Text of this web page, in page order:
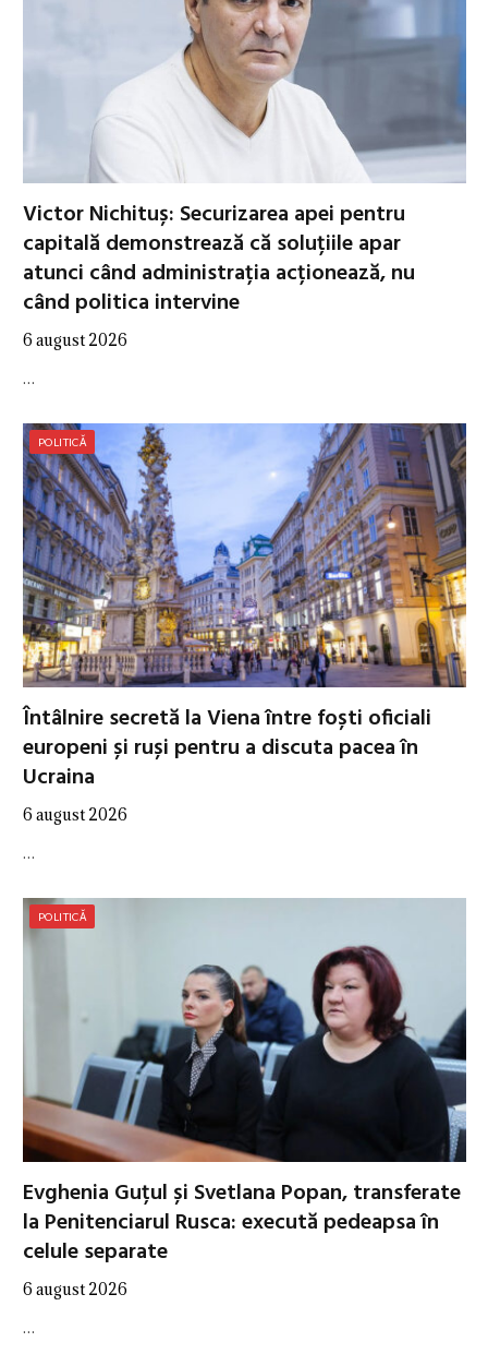
Victor Nichituș: Securizarea apei pentru
capitală demonstrează că soluțiile apar
atunci când administrația acționează, nu
când politica intervine
6 august 2026
…
POLITICĂ
Întâlnire secretă la Viena între foști oficiali
europeni și ruși pentru a discuta pacea în
Ucraina
6 august 2026
…
POLITICĂ
Evghenia Guțul și Svetlana Popan, transferate
la Penitenciarul Rusca: execută pedeapsa în
celule separate
6 august 2026
…